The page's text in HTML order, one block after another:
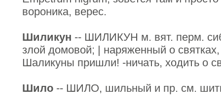
вороника, верес.
Шиликун -- ШИЛИКУН м. вят. перм.
злой домовой; | наряженный о
Шаликуны пришли! -ничать, ходить о
Шило -- ШИЛО, шильный и пр. см.